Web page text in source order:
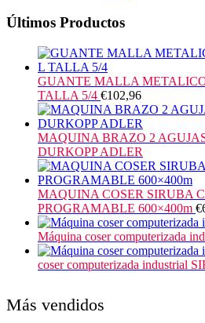
Últimos Productos
GUANTE MALLA
TALLA 5/4 €102,96
MAQUINA BRAZO 2
DURKOPP ADLER
MAQUINA COSER SIRUBA
PROGRAMABLE 600×400m €
Máquina coser computerizada
coser computerizada industrial
Más vendidos